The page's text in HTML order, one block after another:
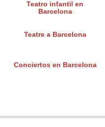
Teatro infantil en
Barcelona
Teatre a Barcelona
Conciertos en Barcelona